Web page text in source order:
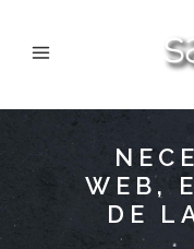
WEB,
DE